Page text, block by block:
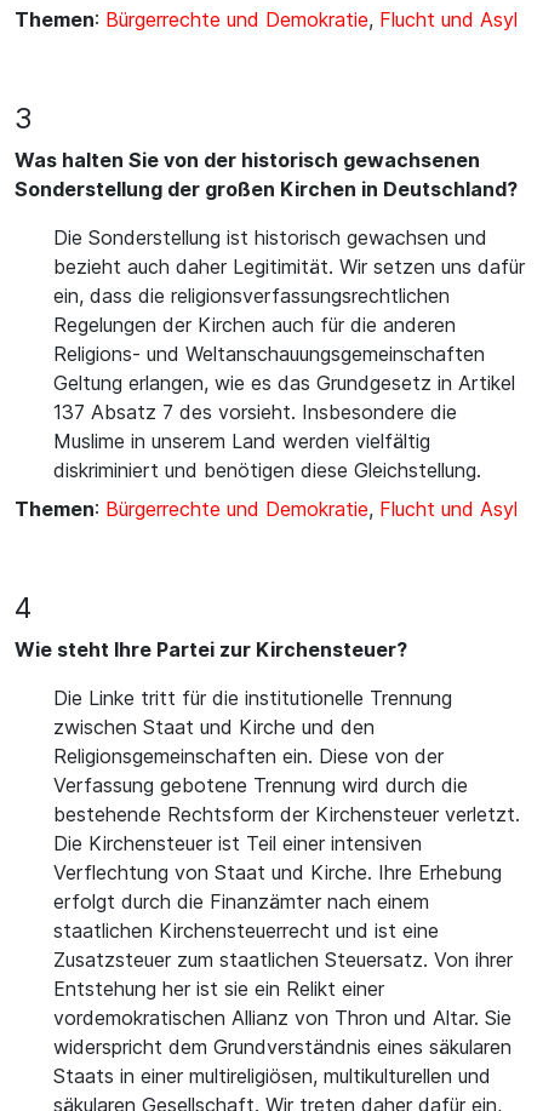
Themen: Bürgerrechte und Demokratie, Flucht und Asyl
3
Was halten Sie von der historisch gewachsenen
Sonderstellung der großen Kirchen in Deutschland?
Die Sonderstellung ist historisch gewachsen und
bezieht auch daher Legitimität. Wir setzen uns dafür
ein, dass die religionsverfassungsrechtlichen
Regelungen der Kirchen auch für die anderen
Religions- und Weltanschauungsgemeinschaften
Geltung erlangen, wie es das Grundgesetz in Artikel
137 Absatz 7 des vorsieht. Insbesondere die
Muslime in unserem Land werden vielfältig
diskriminiert und benötigen diese Gleichstellung.
Themen: Bürgerrechte und Demokratie, Flucht und Asyl
4
Wie steht Ihre Partei zur Kirchensteuer?
Die Linke tritt für die institutionelle Trennung
zwischen Staat und Kirche und den
Religionsgemeinschaften ein. Diese von der
Verfassung gebotene Trennung wird durch die
bestehende Rechtsform der Kirchensteuer verletzt.
Die Kirchensteuer ist Teil einer intensiven
Verflechtung von Staat und Kirche. Ihre Erhebung
erfolgt durch die Finanzämter nach einem
staatlichen Kirchensteuerrecht und ist eine
Zusatzsteuer zum staatlichen Steuersatz. Von ihrer
Entstehung her ist sie ein Relikt einer
vordemokratischen Allianz von Thron und Altar. Sie
widerspricht dem Grundverständnis eines säkularen
Staats in einer multireligiösen, multikulturellen und
säkularen Gesellschaft. Wir treten daher dafür ein,